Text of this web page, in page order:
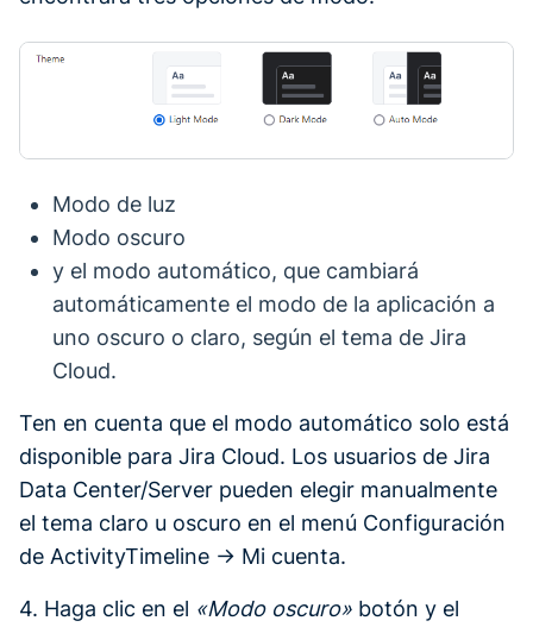
Modo de luz
Modo oscuro
y el modo automático, que cambiará
automáticamente el modo de la aplicación a
uno oscuro o claro, según el tema de Jira
Cloud.
Ten en cuenta que el modo automático solo está
disponible para Jira Cloud. Los usuarios de Jira
Data Center/Server pueden elegir manualmente
el tema claro u oscuro en el menú Configuración
de ActivityTimeline → Mi cuenta.
4. Haga clic en el «Modo oscuro» botón y el